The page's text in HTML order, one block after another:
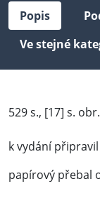
Popis
Ve stejné
529 s., [17] s.
k vydání
papírový přebal